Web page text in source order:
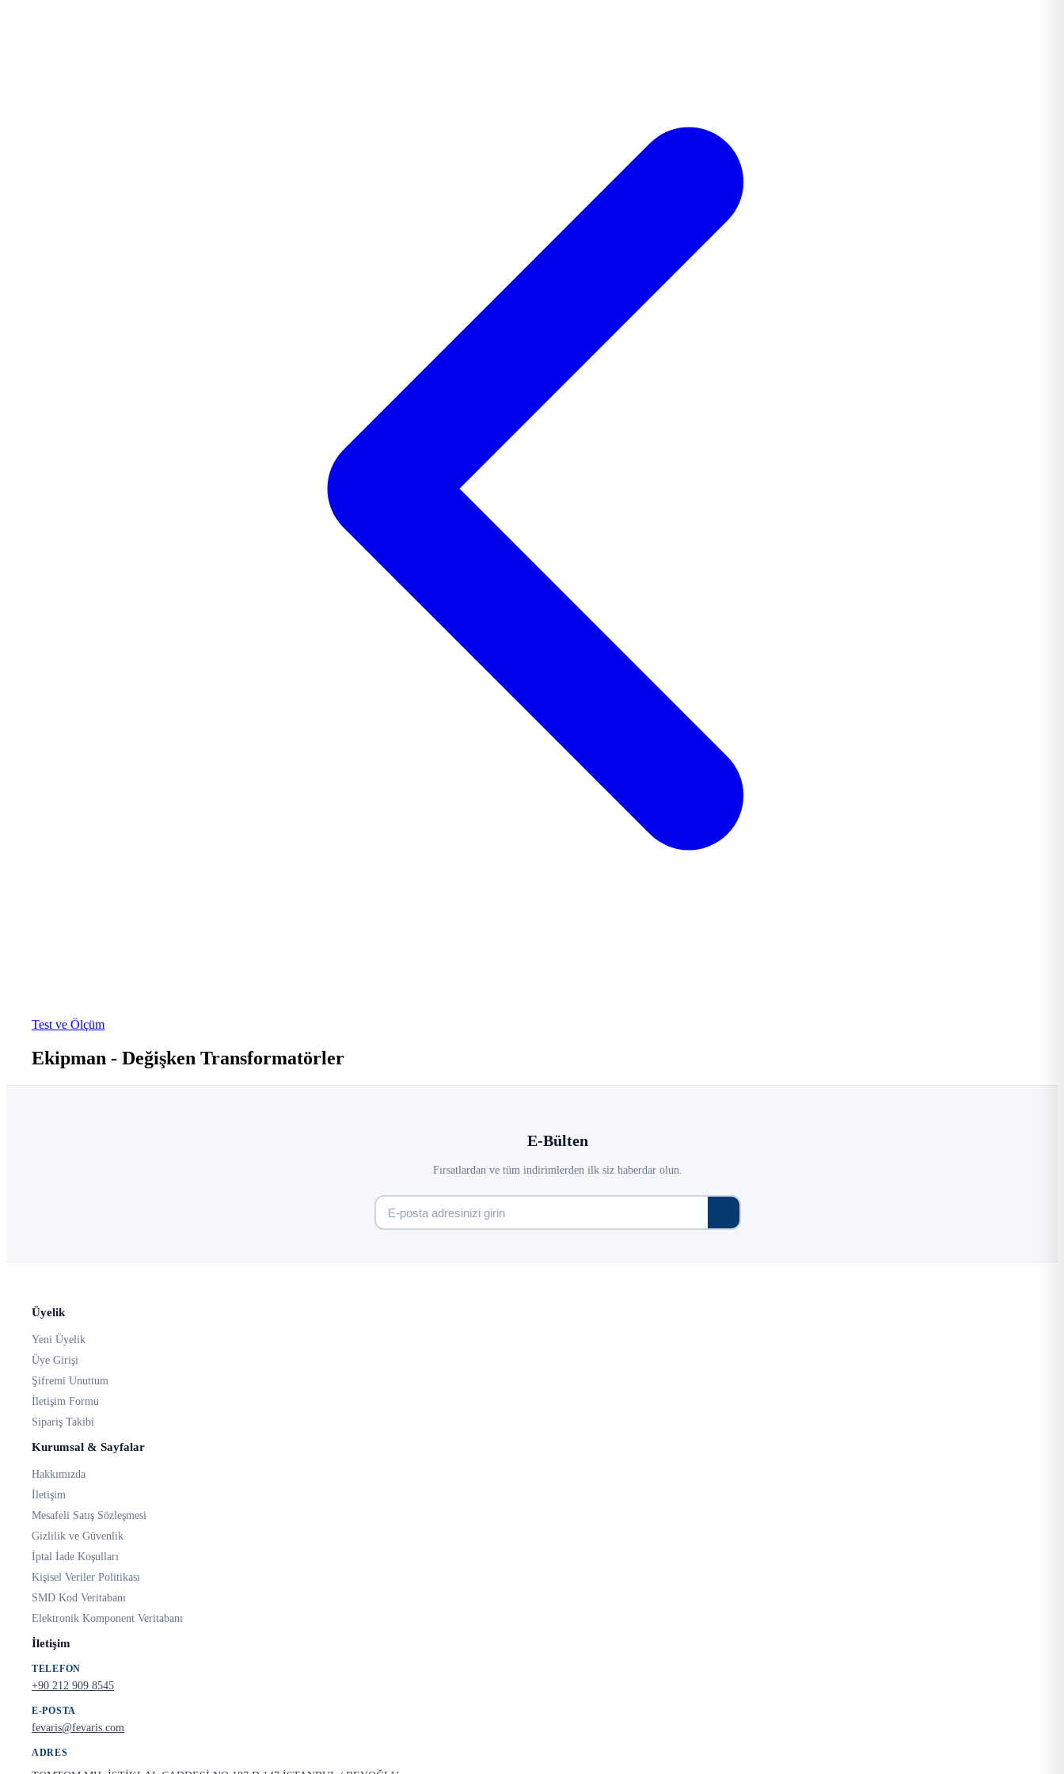
Test ve Ölçüm
Ekipman - Değişken Transformatörler
E-Bülten
Fırsatlardan ve tüm indirimlerden ilk siz haberdar olun.
Üyelik
Yeni Üyelik
Üye Girişi
Şifremi Unuttum
İletişim Formu
Sipariş Takibi
Kurumsal & Sayfalar
Hakkımızda
İletişim
Mesafeli Satış Sözleşmesi
Gizlilik ve Güvenlik
İptal İade Koşulları
Kişisel Veriler Politikası
SMD Kod Veritabanı
Elektronik Komponent Veritabanı
İletişim
TELEFON
+90 212 909 8545
E-POSTA
fevaris@fevaris.com
ADRES